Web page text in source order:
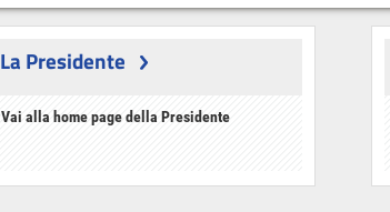
La Presidente
Vai alla home page della Presidente